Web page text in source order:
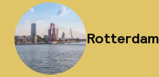
Rotterdam